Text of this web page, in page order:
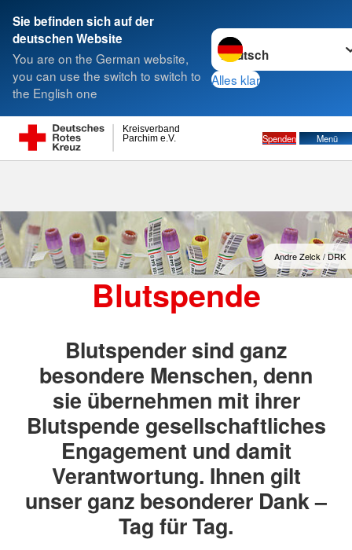
Sie befinden sich auf der
deutschen Website
You are on the German website,
you can use the switch to switch to
the English one
Sprache wechseln zu
Alles klar
Parchim e.V.
Kreisverband
Spenden Menü
Suche
Blutspende
Andre Zelck / DRK
Blutspende
Blutspender sind ganz
besondere Menschen, denn
sie übernehmen mit ihrer
Blutspende gesellschaftliches
Engagement und damit
Verantwortung. Ihnen gilt
unser ganz besonderer Dank –
Tag für Tag.